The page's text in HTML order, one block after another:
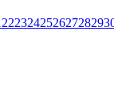
2223242526272829